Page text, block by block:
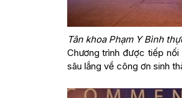
Tân khoa Phạm Y Bình
Chương trình được tiếp
sâu lắng về công ơn sinh